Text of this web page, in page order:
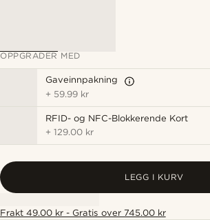
OPPGRADER MED
Gaveinnpakning
+ 59.99 kr
RFID- og NFC-Blokkerende Kort
+129.00 kr
LEGG I KURV
Frakt 49.00 kr - Gratis over 745.00 kr